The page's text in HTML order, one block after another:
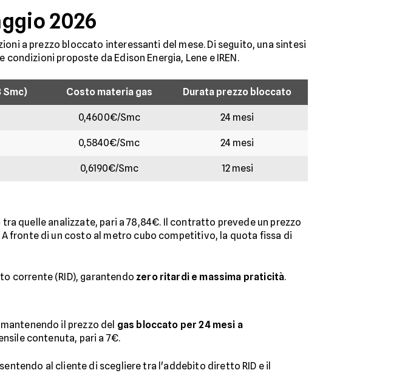
2026
a prezzo bloccato interessanti del mese. Di seguito, una sintesi
proposte da Edison Energia, Lene e IREN.
Smc) Costo materia gas Durata prezzo bloccato
0,4600€/Smc 24 mesi
0,5840€/Smc 24 mesi
0,6190€/Smc 12 mesi
quelle analizzate, pari a 78,84€. Il contratto prevede un prezzo
fronte di un costo al metro cubo competitivo, la quota fissa di
corrente (RID), garantendozero ritardi e massima praticità.
il prezzo del gas bloccato per 24 mesi a
contenuta, pari a 7€.
al cliente di scegliere tra l'addebito diretto RID e il